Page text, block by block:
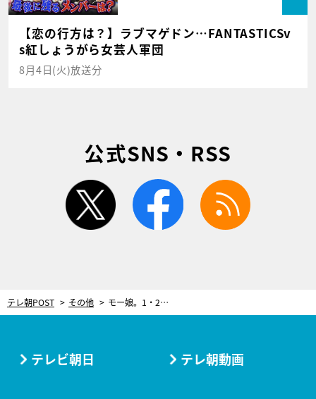
【恋の行方は？】ラブマゲドン…FANTASTICSv
s紅しょうがら女芸人軍団
8月4日(火)放送分
公式SNS・RSS
twitter facebook
テレ朝POST その他 モー娘。1・2期生間にあった確執を告白。中澤裕子の絶大な権力とは？
テレビ朝日 テレ朝動画